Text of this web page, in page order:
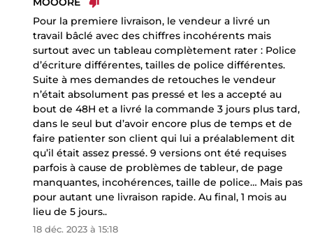
Pour la premiere livraison, le vendeur a livré un
travail bâclé avec des chiffres incohérents mais
surtout avec un tableau complètement rater : Police
d’écriture différentes, tailles de police différentes.
Suite à mes demandes de retouches le vendeur
n’était absolument pas pressé et les a accepté au
bout de 48H et a livré la commande 3 jours plus tard,
dans le seul but d’avoir encore plus de temps et de
faire patienter son client qui lui a préalablement dit
qu’il était assez pressé. 9 versions ont été requises
parfois à cause de problèmes de tableur, de page
manquantes, incohérences, taille de police… Mais pas
pour autant une livraison rapide. Au final, 1 mois au
lieu de 5 jours..
18 déc. 2023 à 15:18